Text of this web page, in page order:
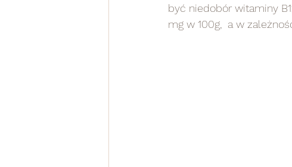
być niedobór witaminy
mg w 100g,  a w